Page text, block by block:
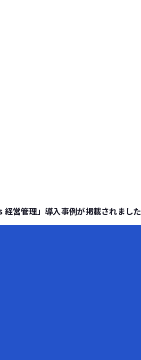
営管理」導入事例が掲載されました